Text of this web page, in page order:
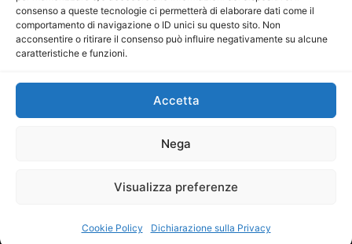
consenso a queste tecnologie ci permetterà di elaborare dati come il
comportamento di navigazione o ID unici su questo sito. Non
acconsentire o ritirare il consenso può influire negativamente su alcune
caratteristiche e funzioni.
Accetta
Nega
Visualizza preferenze
Cookie Policy Dichiarazione sulla Privacy
Direttore Editoriale: Maurizio Scaglione
Direttore Responsabile: Maria Calabrese
P.IVA: 06334930820
Mercurio Comunicazione Società Cooperativa a r.l. è
iscritta al Registro degli Operatori di Comunicazione al
Sito gestito daLa Digitale srl–info@ladigitale.it